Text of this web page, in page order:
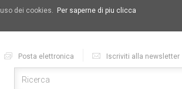
dei cookies.
Per saperne di piu clicca
Posta elettronica Iscriviti alla newsletter